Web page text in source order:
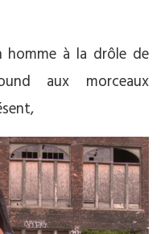
homme à la drôle de
aux morceaux